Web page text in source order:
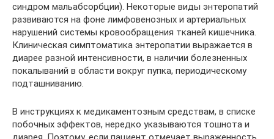
синдром мальабсорбции). Некоторые виды энтеропатий
развиваются на фоне лимфовенозных и артериальных
нарушений системы кровообращения тканей кишечника.
Клиническая симптоматика энтеропатии выражается в
диарее разной интенсивности, в наличии болезненных
покалываний в области вокруг пупка, периодическому
подташниванию.
В инструкциях к медикаментозным средствам, в списке
побочных эффектов, нередко указываются тошнота и